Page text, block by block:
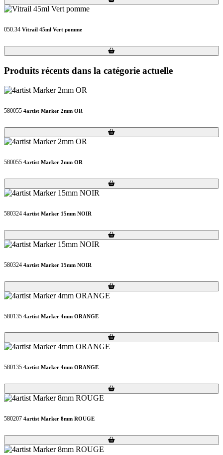
050.34 Vitrail 45ml Vert pomme
Loading...
Loading...
Produits récents dans la catégorie actuelle
580055 4artist Marker 2mm OR
Loading...
Loading...
580055 4artist Marker 2mm OR
Loading...
Loading...
580324 4artist Marker 15mm NOIR
Loading...
Loading...
580324 4artist Marker 15mm NOIR
Loading...
Loading...
580135 4artist Marker 4mm ORANGE
Loading...
Loading...
580135 4artist Marker 4mm ORANGE
Loading...
Loading...
580207 4artist Marker 8mm ROUGE
Loading...
Loading...